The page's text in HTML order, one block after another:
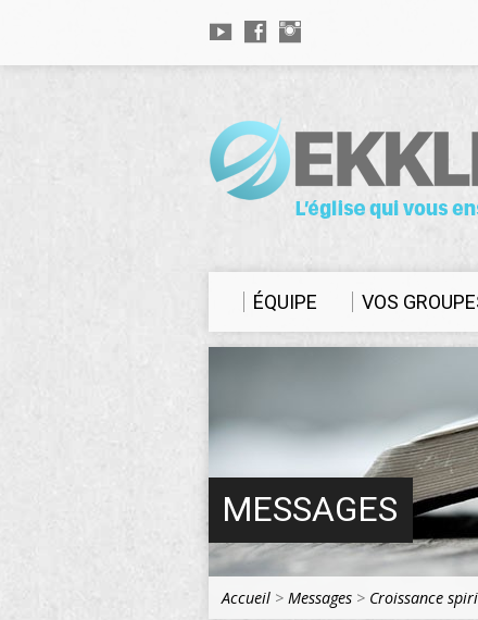
ÉQUIPE VOS
MESSAGES
Accueil > Messages > Croissance